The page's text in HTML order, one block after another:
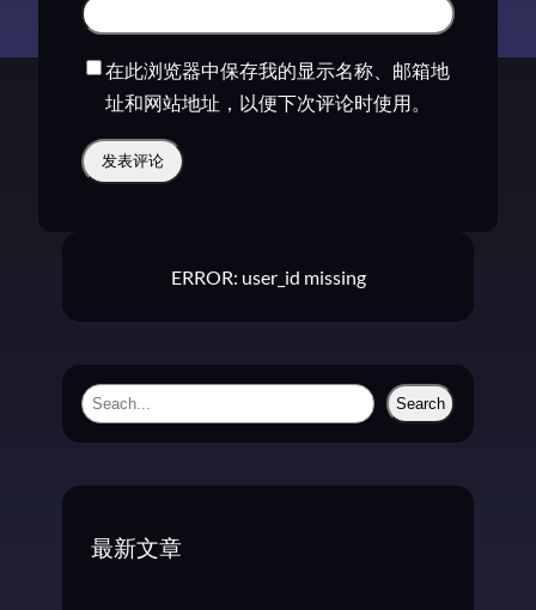
在此浏览器中保存我的显示名称、邮箱地
址和网站地址，以便下次评论时使用。
ERROR: user_id missing
S
Search
最新文章